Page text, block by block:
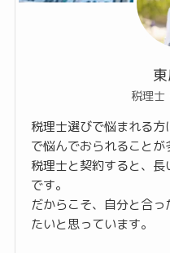
税理士
税理士選びで悩まれる
で悩んでおられることが
税理士と契約すると、
です。
だからこそ、自分と合
たいと思っています。